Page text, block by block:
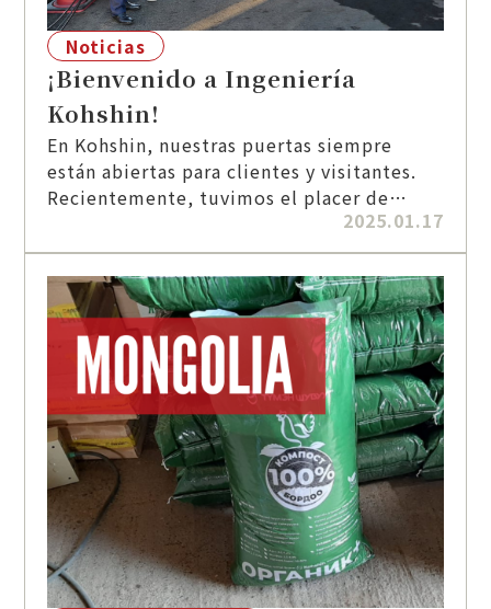
Noticias
¡Bienvenido a Ingeniería
Kohshin!
En Kohshin, nuestras puertas siempre
están abiertas para clientes y visitantes.
Recientemente, tuvimos el placer de
presentar nuestro innovador robot de
limpieza Venus 2.0, diseñado para facilitar
y hacer más eficiente el cuidado de aves
de corral.
2025.01.17